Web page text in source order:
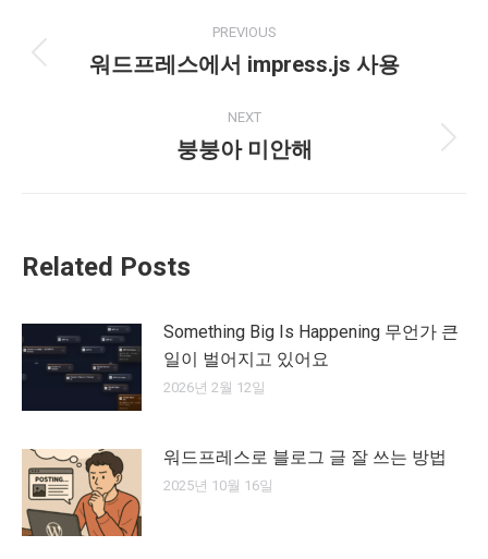
navigation
PREVIOUS
Previous
워드프레스에서 impress.js 사용
NEXT
Next
붕붕아 미안해
Related Posts
Something Big Is Happening 무언가 큰
일이 벌어지고 있어요
2026년 2월 12일
워드프레스로 블로그 글 잘 쓰는 방법
2025년 10월 16일